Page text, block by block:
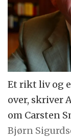
Et rikt liv og
over, skriver
om Carsten
Bjørn